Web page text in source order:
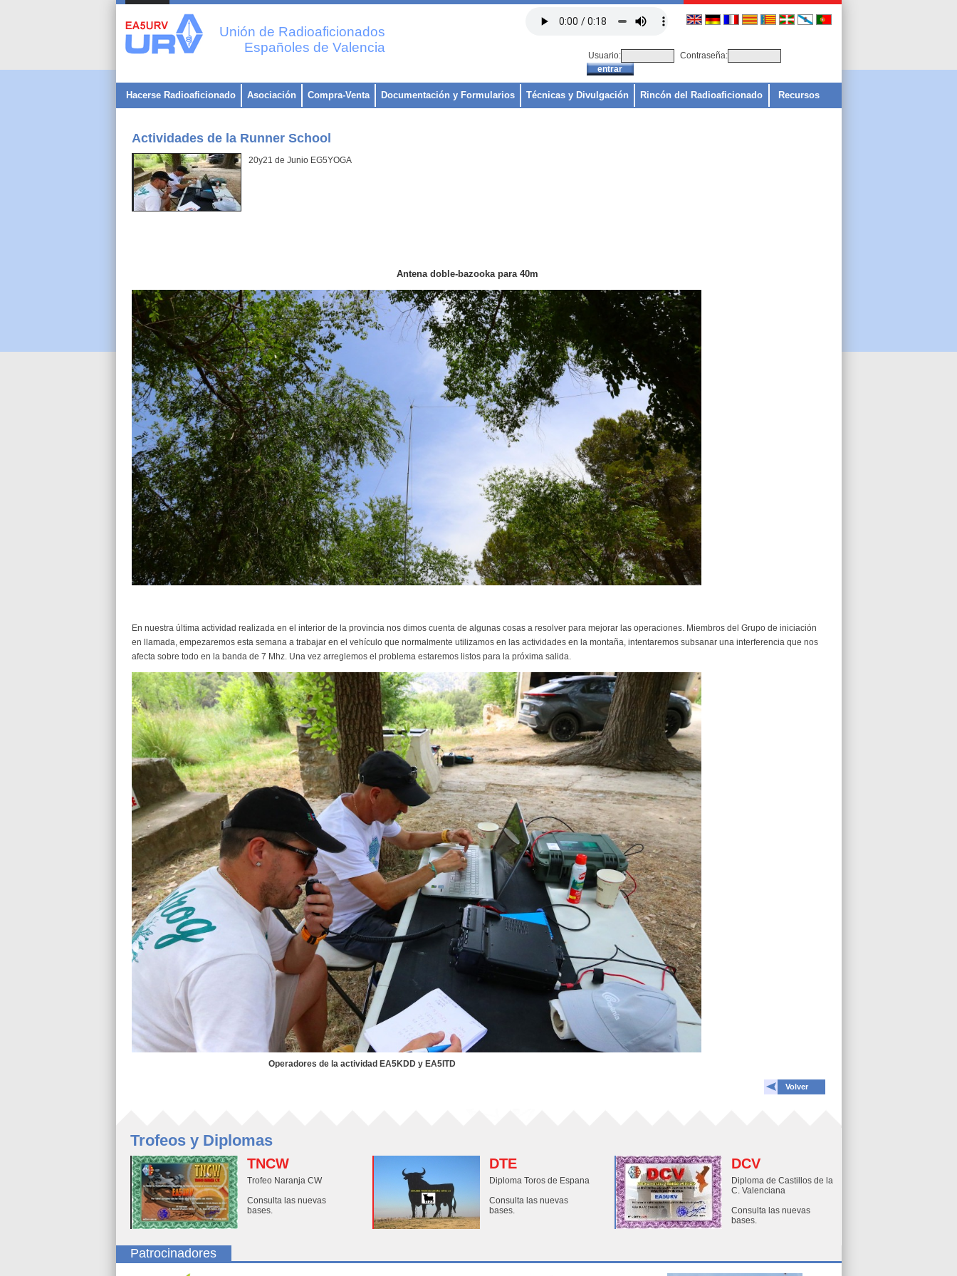
Unión de Radioaficionados
Españoles de Valencia
Usuario: Contraseña:
Hacerse Radioaficionado Asociación Compra-Venta Documentación y Formularios Técnicas y Divulgación Rincón del Radioaficionado Recursos
Actividades de la Runner School
20y21 de Junio EG5YOGA
Antena doble-bazooka para 40m
En nuestra última actividad realizada en el interior de la provincia nos dimos cuenta de algunas cosas a resolver para mejorar las operaciones. Miembros del Grupo de iniciación
en llamada, empezaremos esta semana a trabajar en el vehículo que normalmente utilizamos en las actividades en la montaña, intentaremos subsanar una interferencia que nos
afecta sobre todo en la banda de 7 Mhz. Una vez arreglemos el problema estaremos listos para la próxima salida.
Operadores de la actividad EA5KDD y EA5ITD
Volver
Trofeos y Diplomas
TNCW
Trofeo Naranja CW
Consulta las nuevas
bases.
DTE
Diploma Toros de Espana
Consulta las nuevas
bases.
DCV
Diploma de Castillos de la
C. Valenciana
Consulta las nuevas
bases.
Patrocinadores